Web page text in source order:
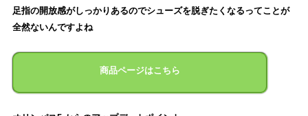
足指の開放感がしっかりあるのでシューズを脱ぎたくなるってことが
全然ないんですよね
商品ページはこちら